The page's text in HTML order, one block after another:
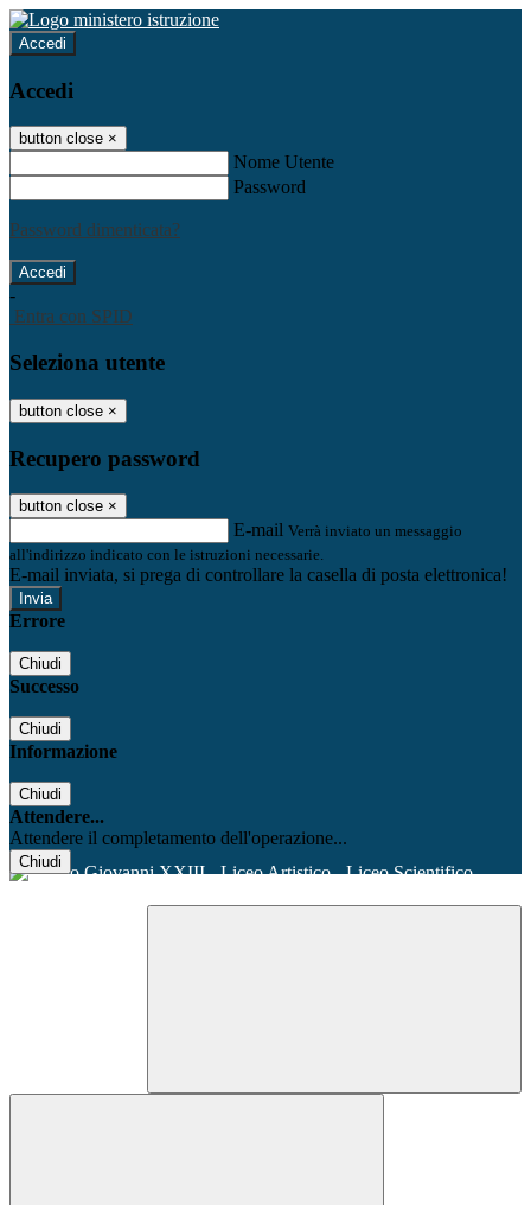
Accedi
Accedi
button close ×
Nome Utente
Password
Password dimenticata?
-
Entra con SPID
Seleziona utente
button close ×
Recupero password
button close ×
E-mail Verrà inviato un messaggio
all'indirizzo indicato con le istruzioni necessarie.
E-mail inviata, si prega di controllare la casella di posta elettronica!
Errore
Chiudi
Successo
Chiudi
Informazione
Chiudi
Attendere...
Attendere il completamento dell'operazione...
Chiudi